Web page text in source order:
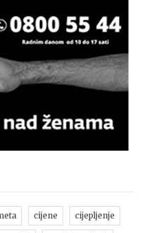
cijene cijepljenje